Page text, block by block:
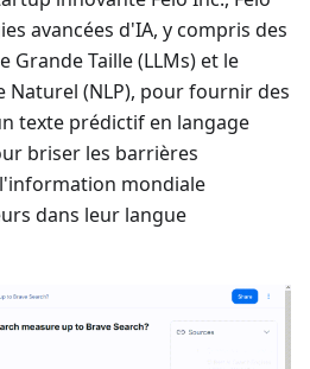
avancées d'IA, y compris des
Grande Taille (LLMs) et le
Naturel (NLP), pour fournir des
texte prédictif en langage
briser les barrières
mondiale
dans leur langue